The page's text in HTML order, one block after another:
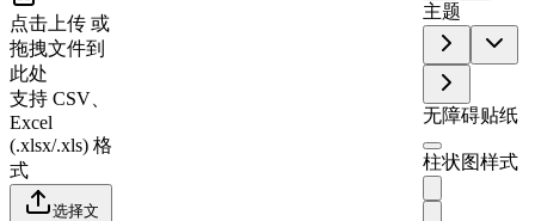
Product A
Product B
Product C
1
2
3
4
点击上传 或
拖拽文件到
此处
支持 CSV、
Excel
(.xlsx/.xls) 格
式
选择文
主题
无障碍贴纸
柱状图样式